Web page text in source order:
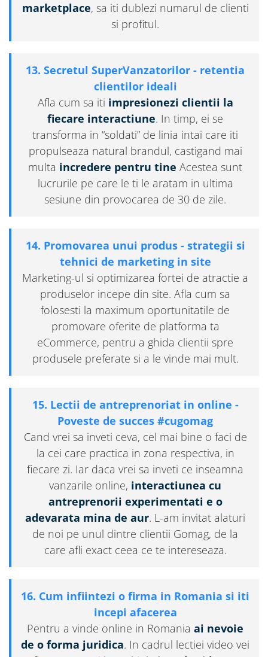
marketplace, sa iti dublezi numarul de clienti
si profitul.
13. Secretul SuperVanzatorilor - retentia
clientilor ideali
Afla cum sa iti impresionezi clientii la
fiecare interactiune. In timp, ei se
transforma in “soldati” de linia intai care iti
propulseaza natural brandul, castigand mai
multa incredere pentru tine Acestea sunt
lucrurile pe care le ti le aratam in ultima
sesiune din provocarea de 30 de zile.
14. Promovarea unui produs - strategii si
tehnici de marketing in site
Marketing-ul si optimizarea fortei de atractie a
produselor incepe din site. Afla cum sa
folosesti la maximum oportunitatile de
promovare oferite de platforma ta
eCommerce, pentru a ghida clientii spre
produsele preferate si a le vinde mai mult.
15. Lectii de antreprenoriat in online -
Poveste de succes #cugomag
Cand vrei sa inveti ceva, cel mai bine o faci de
la cei care practica in zona respectiva, in
fiecare zi. Iar daca vrei sa inveti ce inseamna
vanzarile online, interactiunea cu
antreprenorii experimentati e o
adevarata mina de aur. L-am invitat alaturi
de noi pe unul dintre clientii Gomag, de la
care afli exact ceea ce te intereseaza.
16. Cum infiintezi o firma in Romania si iti
incepi afacerea
Pentru a vinde online in Romania ai nevoie
de o forma juridica. In cadrul lectiei video vei